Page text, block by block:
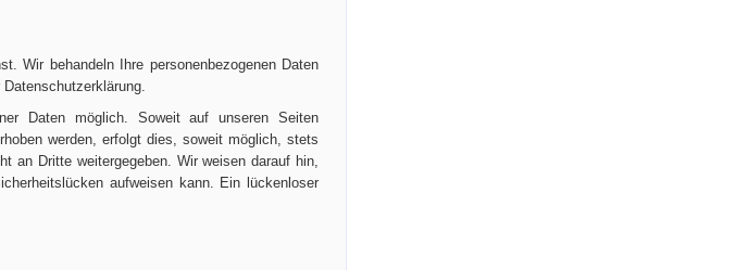
Wir behandeln Ihre personenbezogenen Daten
Daten möglich. Soweit auf unseren Seiten
werden, erfolgt dies, soweit möglich, stets
an Dritte weitergegeben. Wir weisen darauf hin,
aufweisen kann. Ein lückenloser